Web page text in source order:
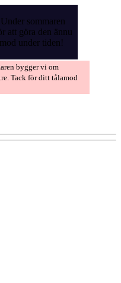
Under sommaren
att göra den ännu
under tiden!
bygger vi om
Tack för ditt tålamod